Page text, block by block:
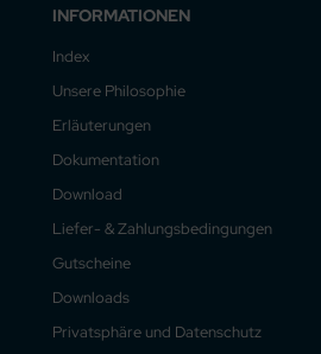
INFORMATIONEN
Index
Unsere Philosophie
Erläuterungen
Dokumentation
Download
Liefer- & Zahlungsbedingungen
Gutscheine
Downloads
Privatsphäre und Datenschutz